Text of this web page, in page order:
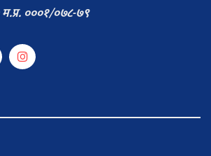
म.प्र. ०००१/०७८-७९